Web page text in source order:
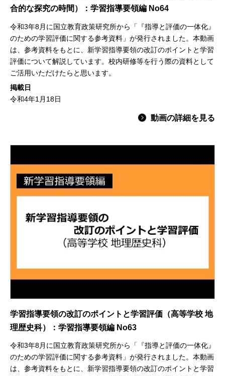
合的な探究の時間）：学習指導要領編 No64
令和3年8月に国立教育政策研究所から「『指導と評価の一体化』
のための学習評価に関する参考資料」が発行されました。本動画
は、参考資料をもとに、新学習指導要領の改訂のポイントと学習
評価について解説しています。校内研修等を行う際の資料として
ご活用いただけたらと思います。
掲載日
令和4年1月18日
動画の詳細を見る
学習指導要領の改訂のポイントと学習評価（高等学校 地
理歴史科）：学習指導要領編 No63
令和3年8月に国立教育政策研究所から「『指導と評価の一体化』
のための学習評価に関する参考資料」が発行されました。本動画
は、参考資料をもとに、新学習指導要領の改訂のポイントと学習